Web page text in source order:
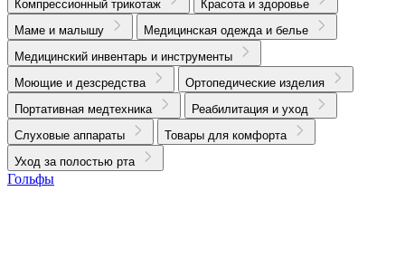
Компрессионный трикотаж
Красота и здоровье
Маме и малышу
Медицинская одежда и белье
Медицинский инвентарь и инструменты
Моющие и дезсредства
Ортопедические изделия
Портативная медтехника
Реабилитация и уход
Слуховые аппараты
Товары для комфорта
Уход за полостью рта
Гольфы